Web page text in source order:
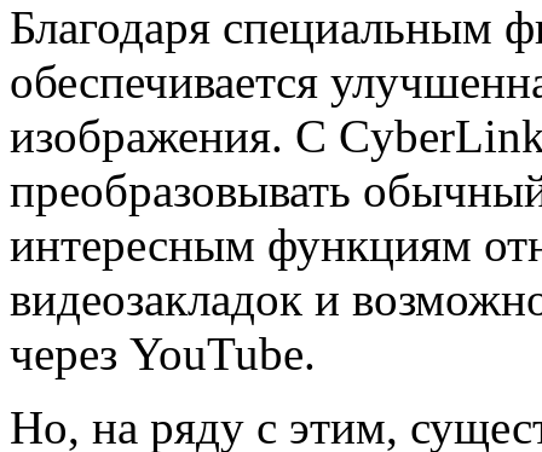
Благодаря специальным
обеспечивается
изображения. С
преобразовывать
интересным функциям
видеозакладок и
через YouTube.
Но, на ряду с этим,